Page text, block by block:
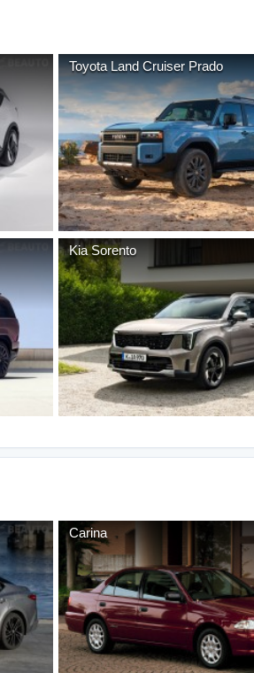
Toyota Land Cruiser Prado
Kia Sorento
Carina